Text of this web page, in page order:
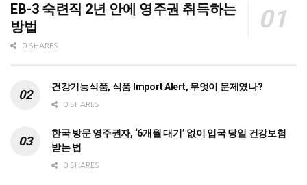
EB-3 숙련직 2년 안에 영주권 취득하는
방법
0 SHARES
건강기능식품, 식품 Import Alert, 무엇이 문제였나?
0 SHARES
한국 방문 영주권자, ‘6개월 대기’ 없이 입국 당일 건강보험
받는 법
0 SHARES